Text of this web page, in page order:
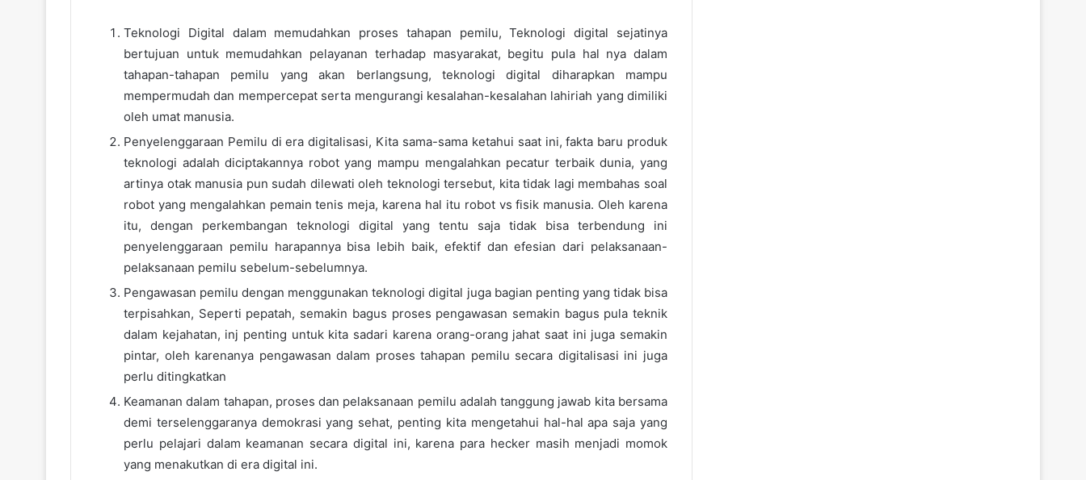
Teknologi Digital dalam memudahkan proses tahapan pemilu, Teknologi digital sejatinya
bertujuan untuk memudahkan pelayanan terhadap masyarakat, begitu pula hal nya dalam
tahapan-tahapan pemilu yang akan berlangsung, teknologi digital diharapkan mampu
mempermudah dan mempercepat serta mengurangi kesalahan-kesalahan lahiriah yang dimiliki
oleh umat manusia.
Penyelenggaraan Pemilu di era digitalisasi, Kita sama-sama ketahui saat ini, fakta baru produk
teknologi adalah diciptakannya robot yang mampu mengalahkan pecatur terbaik dunia, yang
artinya otak manusia pun sudah dilewati oleh teknologi tersebut, kita tidak lagi membahas soal
robot yang mengalahkan pemain tenis meja, karena hal itu robot vs fisik manusia. Oleh karena
itu, dengan perkembangan teknologi digital yang tentu saja tidak bisa terbendung ini
penyelenggaraan pemilu harapannya bisa lebih baik, efektif dan efesian dari pelaksanaan-
pelaksanaan pemilu sebelum-sebelumnya.
Pengawasan pemilu dengan menggunakan teknologi digital juga bagian penting yang tidak bisa
terpisahkan, Seperti pepatah, semakin bagus proses pengawasan semakin bagus pula teknik
dalam kejahatan, inj penting untuk kita sadari karena orang-orang jahat saat ini juga semakin
pintar, oleh karenanya pengawasan dalam proses tahapan pemilu secara digitalisasi ini juga
perlu ditingkatkan
Keamanan dalam tahapan, proses dan pelaksanaan pemilu adalah tanggung jawab kita bersama
demi terselenggaranya demokrasi yang sehat, penting kita mengetahui hal-hal apa saja yang
perlu pelajari dalam keamanan secara digital ini, karena para hecker masih menjadi momok
yang menakutkan di era digital ini.